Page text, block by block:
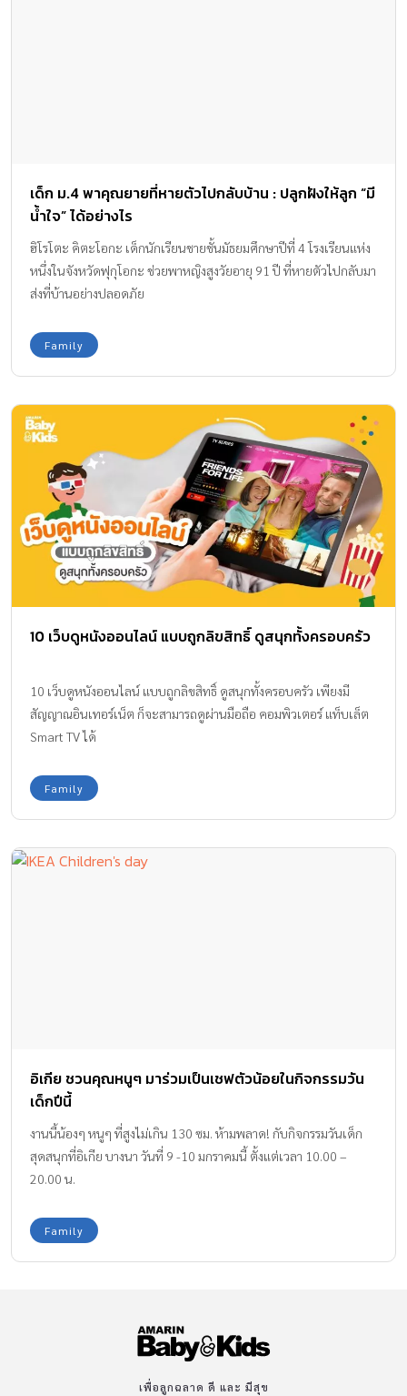
เด็ก ม.4 พาคุณยายที่หายตัวไปกลับบ้าน : ปลูกฝังให้ลูก “มี
น้ำใจ” ได้อย่างไร
ฮิโรโตะ คิตะโอกะ เด็กนักเรียนชายชั้นมัธยมศึกษาปีที่ 4 โรงเรียนแห่ง
หนึ่งในจังหวัดฟุกุโอกะ ช่วยพาหญิงสูงวัยอายุ 91 ปี ที่หายตัวไปกลับมา
ส่งที่บ้านอย่างปลอดภัย
Family
10 เว็บดูหนังออนไลน์ แบบถูกลิขสิทธิ์ ดูสนุกทั้งครอบครัว
10 เว็บดูหนังออนไลน์ แบบถูกลิขสิทธิ์ ดูสนุกทั้งครอบครัว เพียงมี
สัญญาณอินเทอร์เน็ต ก็จะสามารถดูผ่านมือถือ คอมพิวเตอร์ แท็บเล็ต
Smart TV ได้
Family
อิเกีย ชวนคุณหนูๆ มาร่วมเป็นเชฟตัวน้อยในกิจกรรมวัน
เด็กปีนี้
งานนี้น้องๆ หนูๆ ที่สูงไม่เกิน 130 ซม. ห้ามพลาด! กับกิจกรรมวันเด็ก
สุดสนุกที่อิเกีย บางนา วันที่ 9 -10 มกราคมนี้ ตั้งแต่เวลา 10.00 –
20.00 น.
Family
เพื่อลูกฉลาด ดี และ มีสุข